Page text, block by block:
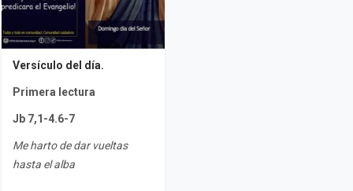
Versículo del día.
Primera lectura
Jb 7,1-4.6-7
Me harto de dar vueltas
hasta el alba